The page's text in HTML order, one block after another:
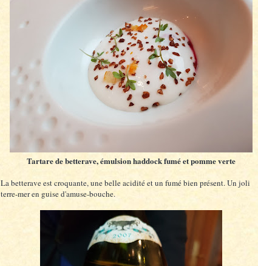
Tartare de betterave, émulsion haddock fumé et pomme verte
La betterave est croquante, une belle acidité et un fumé bien présent. Un joli
terre-mer en guise d'amuse-bouche.